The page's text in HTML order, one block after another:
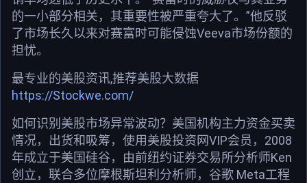
的一小部分相关，其重要性被严重夸大了。”他反驳
了市场长久以来对赛富时可能侵蚀Veeva市场份额的
担忧。
最专业的美股资讯,推荐美股大数据
https://Stockwe.com/
如何识别美股市场异常波动？美国机构主力资金买卖
情况，出货和吸筹，使用美股投资网VIP会员，2008
年成立于美国硅谷，由前纽约证券交易所分析师Ken
创立，联合多位摩根斯坦利分析师，谷歌 Meta工程